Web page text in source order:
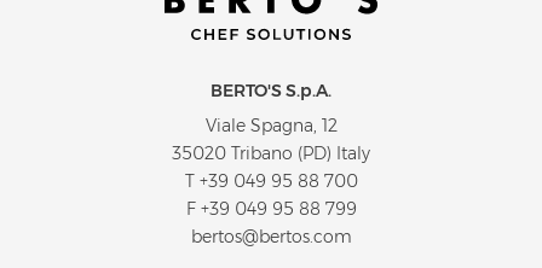
BERTO'S S.p.A.
Viale Spagna, 12
35020 Tribano (PD) Italy
T +39 049 95 88 700
F +39 049 95 88 799
bertos@bertos.com